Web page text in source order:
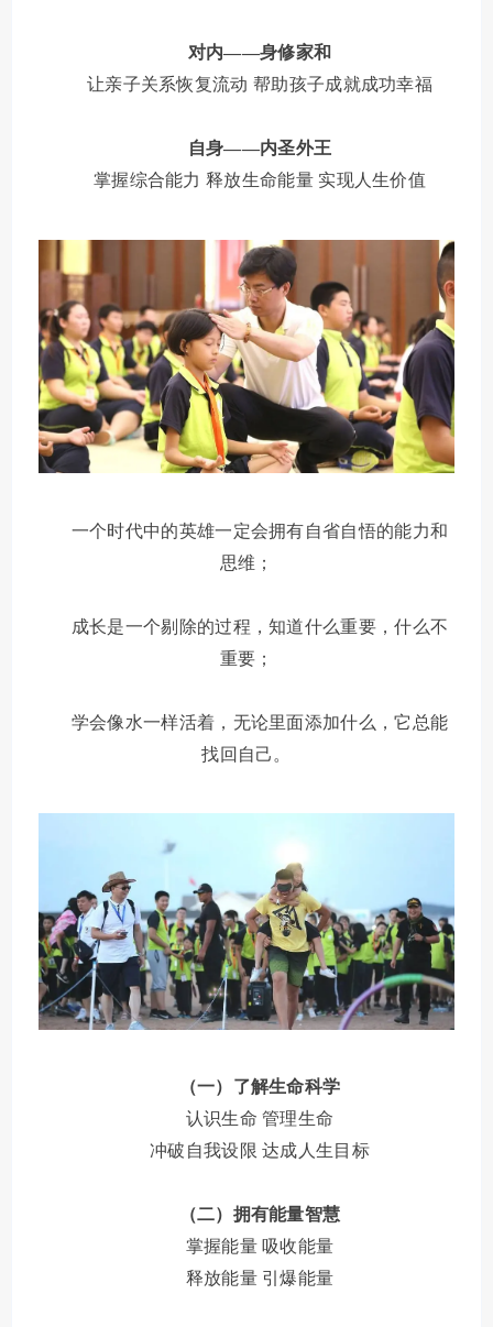
对内——身修家和
让亲子关系恢复流动 帮助孩子成就成功幸福
自身——内圣外王
掌握综合能力 释放生命能量 实现人生价值
一个时代中的英雄一定会拥有自省自悟的能力和
思维；
成长是一个剔除的过程，知道什么重要，什么不
重要；
学会像水一样活着，无论里面添加什么，它总能
找回自己。
（一）了解生命科学
认识生命 管理生命
冲破自我设限 达成人生目标
（二）拥有能量智慧
掌握能量 吸收能量
释放能量 引爆能量